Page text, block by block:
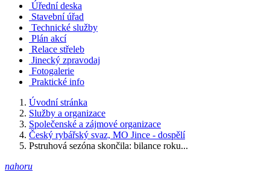
Úřední deska
Stavební úřad
Technické služby
Plán akcí
Relace střeleb
Jinecký zpravodaj
Fotogalerie
Praktické info
Úvodní stránka
Služby a organizace
Společenské a zájmové organizace
Český rybářský svaz, MO Jince - dospělí
Pstruhová sezóna skončila: bilance roku...
nahoru